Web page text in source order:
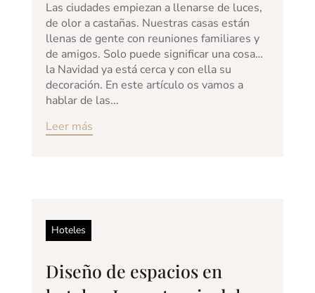
Las ciudades empiezan a llenarse de luces,
de olor a castañas. Nuestras casas están
llenas de gente con reuniones familiares y
de amigos. Solo puede significar una cosa…
la Navidad ya está cerca y con ella su
decoración. En este artículo os vamos a
hablar de las...
Leer más
Hoteles
Diseño de espacios en